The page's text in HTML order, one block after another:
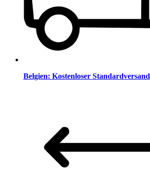
Belgien: Kostenloser Standardversand